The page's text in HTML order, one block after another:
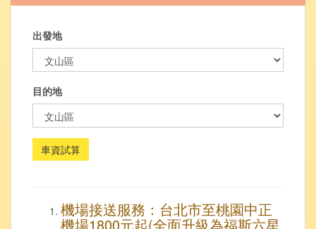
出發地
目的地
車資試算
機場接送服務：台北市至桃園中正
機場1800元起(全面升級為福斯六星